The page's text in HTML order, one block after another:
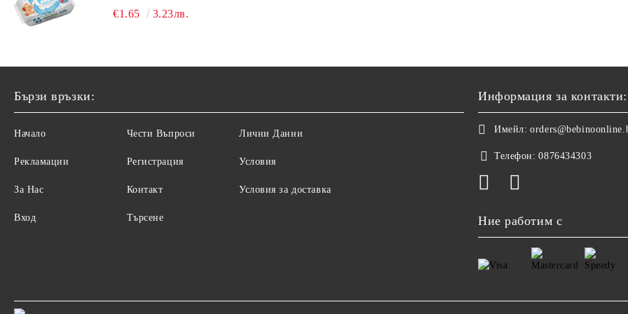
ВОДА 64БР.
€1.65 3.23лв.
Бързи връзки:
Начало
Рекламации
За Нас
Вход
Чести Въпроси
Регистрация
Контакт
Търсене
Лични Данни
Условия
Условия за доставка
Информация за контакти:
Имейл:
Телефон: 0876434303
Ние работим с